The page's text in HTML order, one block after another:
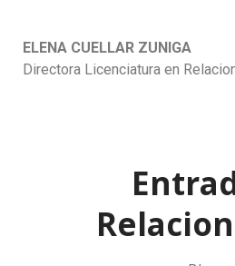
ELENA CUELLAR ZUNIGA
Directora Licenciatura en